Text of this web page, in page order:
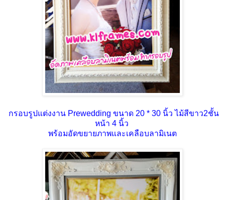
กรอบรูปแต่งงาน Prewedding ขนาด 20 * 30 นิ้ว ไม้สีขาว2ชั้น
หน้า 4 นิ้ว
พร้อมอัดขยายภาพและเคลือบลามิเนต